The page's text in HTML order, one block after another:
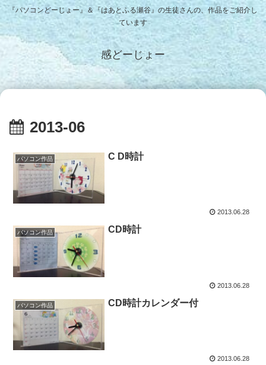
『パソコンどーじょー』＆『はあとふる瀬谷』の生徒さんの、作品をご紹介し
ています
感どーじょー
2013-06
パソコン作品 C D時計
2013.06.28
パソコン作品 CD時計
2013.06.28
パソコン作品 CD時計カレンダー付
2013.06.28